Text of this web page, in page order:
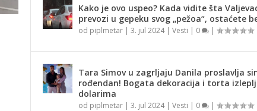
Kako je ovo uspeo? Kada vidite šta
prevozi u gepeku svog „pežoa“, ostaćete
od piplmetar| 3. jul 2024| Vesti | 0 |
Tara Simov u zagrljaju Danila proslavlja
rođendan! Bogata dekoracija i torta
dolarima
od piplmetar| 3. jul 2024| Vesti | 0 |